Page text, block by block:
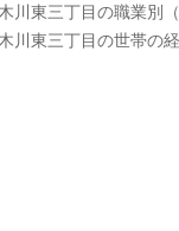
川東三丁目の職業別
川東三丁目の世帯の